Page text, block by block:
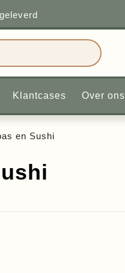
Snel geleverd
Klantcases
Tapas en Sushi